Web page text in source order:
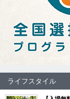
ライフスタイル